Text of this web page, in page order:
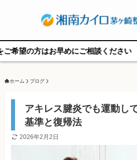
お早めにご相談ください
ホーム ブログ
アキレス腱炎でも運動し
基準と復帰法
2026年2月2日